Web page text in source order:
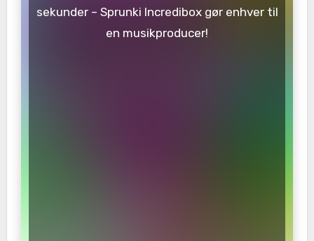
sekunder – Sprunki Incredibox gør enhver til
en musikproducer!